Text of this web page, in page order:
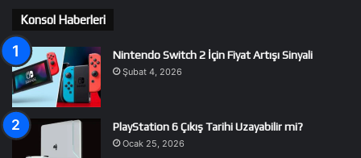
Konsol Haberleri
Nintendo Switch 2 İçin Fiyat Artışı Sinyali
Şubat 4, 2026
PlayStation 6 Çıkış Tarihi Uzayabilir mi?
Ocak 25, 2026